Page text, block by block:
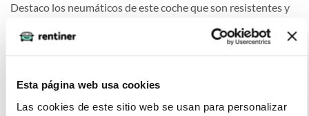
Esta página web usa cookies
Las cookies de este sitio web se usan para personalizar
Destaco los neumáticos de este coche que son resistentes y
contribuyen a una excelente estabilidad en cualquier tipo de
carretera.